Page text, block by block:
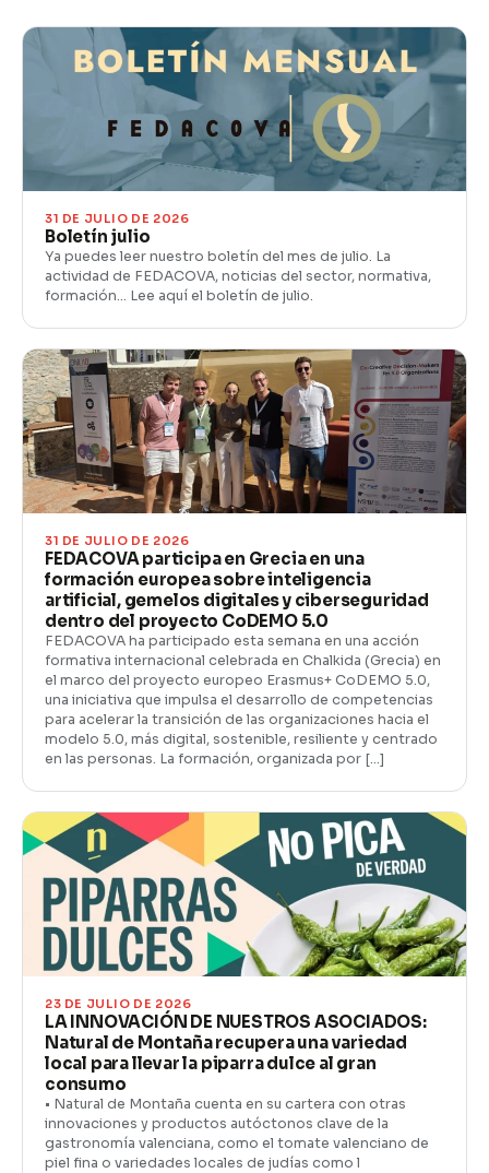
31 DE JULIO DE 2026
Boletín julio
Ya puedes leer nuestro boletín del mes de julio. La
actividad de FEDACOVA, noticias del sector, normativa,
formación… Lee aquí el boletín de julio.
31 DE JULIO DE 2026
FEDACOVA participa en Grecia en una
formación europea sobre inteligencia
artificial, gemelos digitales y ciberseguridad
dentro del proyecto CoDEMO 5.0
FEDACOVA ha participado esta semana en una acción
formativa internacional celebrada en Chalkida (Grecia) en
el marco del proyecto europeo Erasmus+ CoDEMO 5.0,
una iniciativa que impulsa el desarrollo de competencias
para acelerar la transición de las organizaciones hacia el
modelo 5.0, más digital, sostenible, resiliente y centrado
en las personas. La formación, organizada por […]
23 DE JULIO DE 2026
LA INNOVACIÓN DE NUESTROS ASOCIADOS:
Natural de Montaña recupera una variedad
local para llevar la piparra dulce al gran
consumo
• Natural de Montaña cuenta en su cartera con otras
innovaciones y productos autóctonos clave de la
gastronomía valenciana, como el tomate valenciano de
piel fina o variedades locales de judías como l